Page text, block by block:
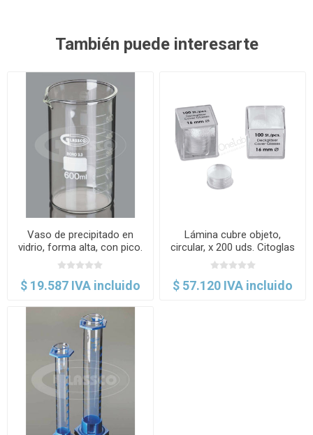
También puede interesarte
Vaso de precipitado en
vidrio, forma alta, con pico.
Glassco
$ 19.587 IVA incluido
Lámina cubre objeto,
circular, x 200 uds. Citoglas
$ 57.120 IVA incluido